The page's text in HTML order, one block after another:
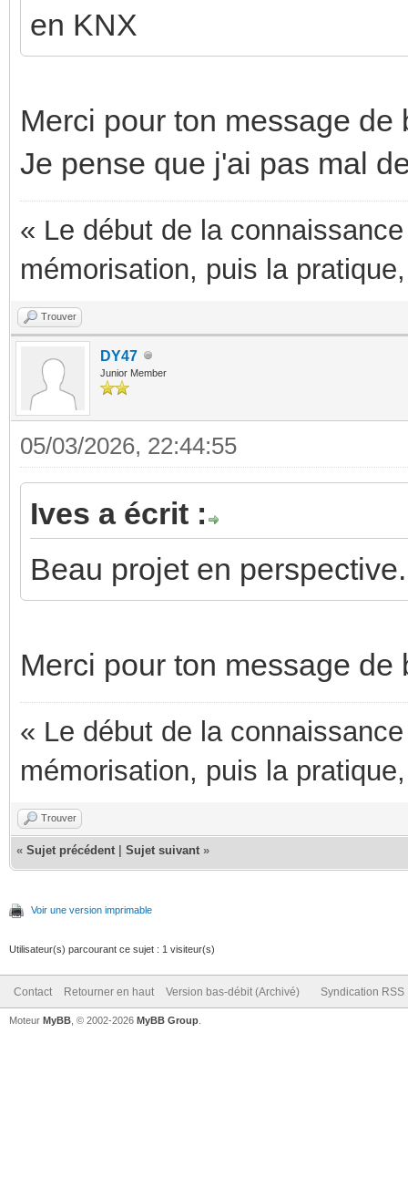
en KNX
Merci pour ton message de
Je pense que j'ai pas mal
« Le début de la
mémorisation, puis la
Trouver
DY47
Junior Member
05/03/2026, 22:44:55
Ives a écrit :
Beau projet en
Merci pour ton message de
« Le début de la
mémorisation, puis la
Trouver
« Sujet précédent Sujet suivant »
Voir une version imprimable
Utilisateur(s) parcourant ce sujet : 1 visiteur(s)
Contact Retourner en haut Version bas-débit (Archivé) Syndication RSS
Moteur MyBB , © 2002-2026 MyBB Group